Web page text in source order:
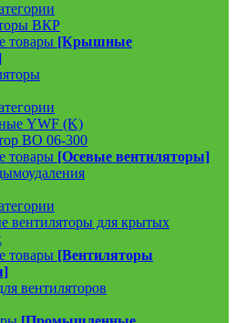
ВКР
товары [Крышные
YWF (K)
ВО 06-300
товары [Осевые вентиляторы]
вентиляторы для крытых
товары [Вентиляторы
вентиляторов